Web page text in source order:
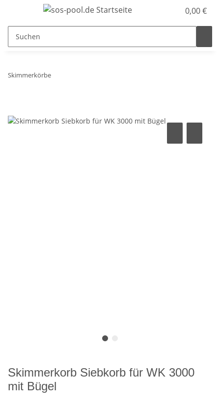
0,00 €
Skimmerkörbe
Skimmerkorb Siebkorb für WK 3000
mit Bügel